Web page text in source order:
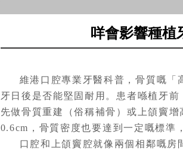
咩會影響種植
維港口腔專業牙醫科普，骨質嘅「
牙日後是否能堅固耐用。患者喺植牙
先做骨質重建（俗稱補骨）或上頜竇
0.6cm，骨質密度也要達到一定嘅標準
口腔和上頜竇腔就像兩個相鄰嘅房